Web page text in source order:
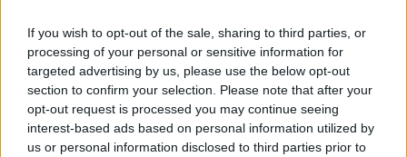
If you wish to opt-out of the sale, sharing to third parties, or
processing of your personal or sensitive information for
targeted advertising by us, please use the below opt-out
section to confirm your selection. Please note that after your
opt-out request is processed you may continue seeing
interest-based ads based on personal information utilized by
us or personal information disclosed to third parties prior to
Portfolio
2002. október 17. 09:59
Az utóbbi hetekben felgyorsultak a Mezőgép új
megrendelések megszerzését célzó tárgyalásai, a
közeljövőben több milliárdos nagyságrendű